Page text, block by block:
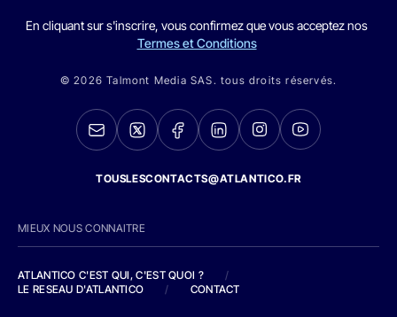
En cliquant sur s'inscrire, vous confirmez que vous acceptez nos
Termes et Conditions
© 2026 Talmont Media SAS. tous droits réservés.
TOUSLESCONTACTS@ATLANTICO.FR
MIEUX NOUS CONNAITRE
ATLANTICO C'EST QUI, C'EST QUOI ?
/
LE RESEAU D'ATLANTICO
/ CONTACT